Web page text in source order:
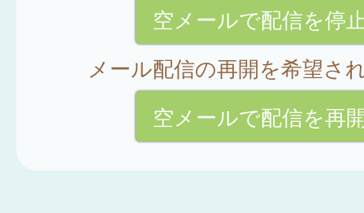
空メールで配信を停
メール配信の再開を希望さ
空メールで配信を再